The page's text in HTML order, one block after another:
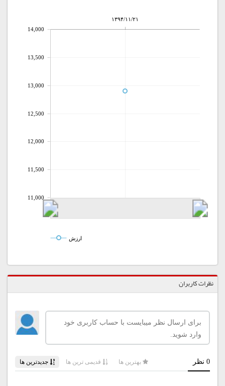
۱۳۹۴/۱۱/۲۱
11,000
11,500
12,000
12,500
13,000
13,500
14,000
ارزش
نظرات کاربران